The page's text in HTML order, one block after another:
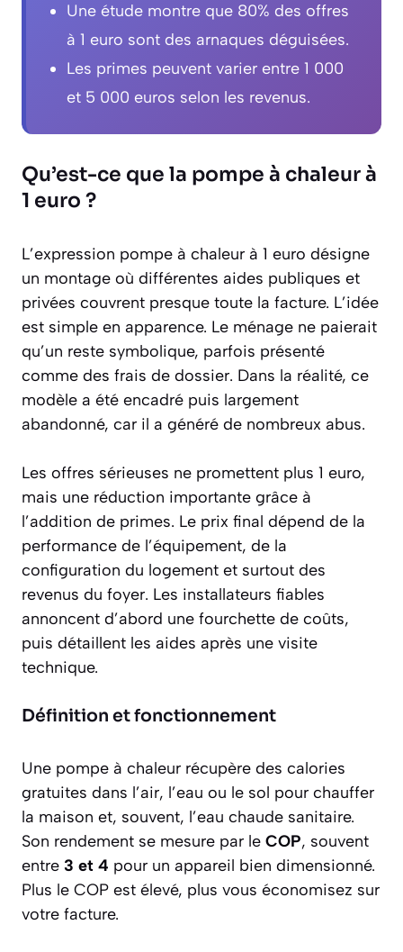
Une étude montre que 80% des offres
à 1 euro sont des arnaques déguisées.
Les primes peuvent varier entre 1 000
et 5 000 euros selon les revenus.
Qu’est-ce que la pompe à chaleur à
1 euro ?
L’expression pompe à chaleur à 1 euro désigne
un montage où différentes aides publiques et
privées couvrent presque toute la facture. L’idée
est simple en apparence. Le ménage ne paierait
qu’un reste symbolique, parfois présenté
comme des frais de dossier. Dans la réalité, ce
modèle a été encadré puis largement
abandonné, car il a généré de nombreux abus.
Les offres sérieuses ne promettent plus 1 euro,
mais une réduction importante grâce à
l’addition de primes. Le prix final dépend de la
performance de l’équipement, de la
configuration du logement et surtout des
revenus du foyer. Les installateurs fiables
annoncent d’abord une fourchette de coûts,
puis détaillent les aides après une visite
technique.
Définition et fonctionnement
Une pompe à chaleur récupère des calories
gratuites dans l’air, l’eau ou le sol pour chauffer
la maison et, souvent, l’eau chaude sanitaire.
Son rendement se mesure par le COP, souvent
entre 3 et 4 pour un appareil bien dimensionné.
Plus le COP est élevé, plus vous économisez sur
votre facture.